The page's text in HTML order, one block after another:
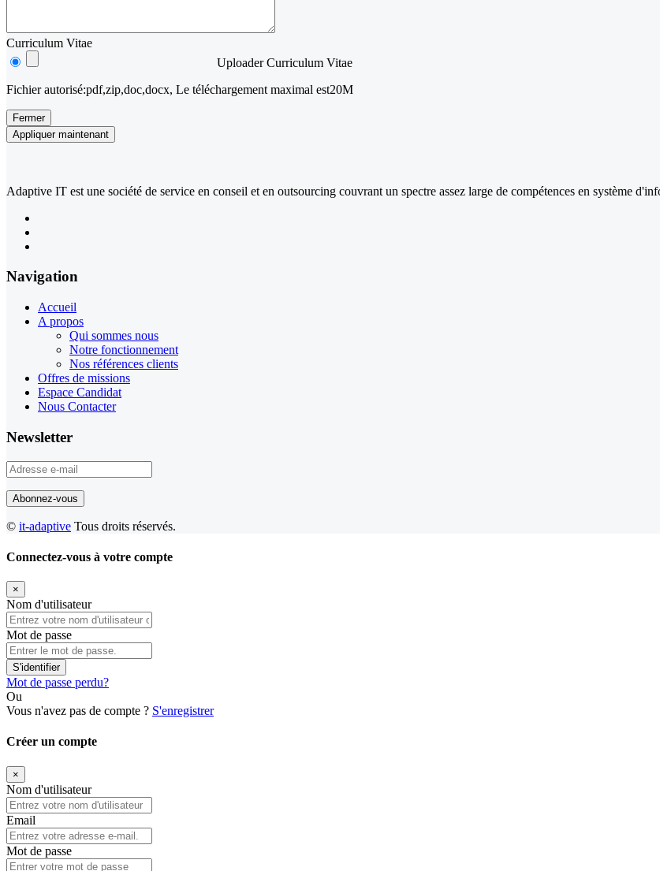
Curriculum Vitae
Uploader Curriculum Vitae
Fichier autorisé:pdf,zip,doc,docx, Le téléchargement maximal est20M
Fermer
Appliquer maintenant
Adaptive IT est une société de service en conseil et en outsourcing couvrant un spectre assez large de compétences en système
Navigation
Accueil
A propos
Qui sommes nous
Notre fonctionnement
Nos références clients
Offres de missions
Espace Candidat
Nous Contacter
Newsletter
© it-adaptive Tous droits réservés.
Connectez-vous à votre compte
×
Nom d'utilisateur
Mot de passe
S'identifier
Mot de passe perdu?
Ou
Vous n'avez pas de compte ? S'enregistrer
Créer un compte
×
Nom d'utilisateur
Email
Mot de passe